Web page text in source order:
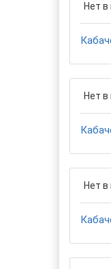
Нет в
Нет в
Нет в